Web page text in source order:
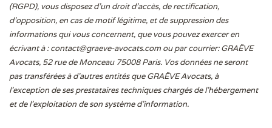
(RGPD), vous disposez d’un droit d’accès, de rectification,
d’opposition, en cas de motif légitime, et de suppression des
informations qui vous concernent, que vous pouvez exercer en
écrivant à :contact@graeve-avocats.com ou par courrier: GRAËVE
Avocats, 52 rue de Monceau 75008 Paris. Vos données ne seront
pas transférées à d’autres entités que GRAËVE Avocats, à
l’exception de ses prestataires techniques chargés de l’hébergement
et de l’exploitation de son système d’information.